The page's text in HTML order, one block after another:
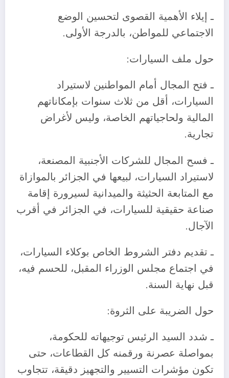
ـ إيلاء الأهمية القصوى لتحسين الوضع
الاجتماعي للمواطن، بالدرجة الأولى.
حول ملف السيارات:
ـ فتح المجال أمام المواطنين لاستيراد
السيارات، أقل من ثلاث سنوات بإمكاناتهم
المالية ولحاجياتهم الخاصة، وليس لأغراض
تجارية.
ـ فسح المجال للشركات الأجنبية المصنعة،
لاستيراد السيارات، لبيعها في الجزائر بالموازاة
مع المتابعة الحثيثة والميدانية لسيرورة إقامة
صناعة حقيقية للسيارات، في الجزائر في أقرب
الآجال.
ـ تقديم دفتر الشروط الخاص بوكلاء السيارات،
في اجتماع مجلس الوزراء المقبل، للحسم فيه،
قبل نهاية السنة.
حول الضريبة على الثروة:
ـ شدد السيد الرئيس توجيهاته للحكومة،
بمواصلة عصرنة ورقمنه كل القطاعات، حتى
تكون مؤشرات التسيير والتجهيز دقيقة، تتجاوب